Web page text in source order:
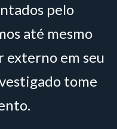
pelo
até mesmo
externo em seu
tome